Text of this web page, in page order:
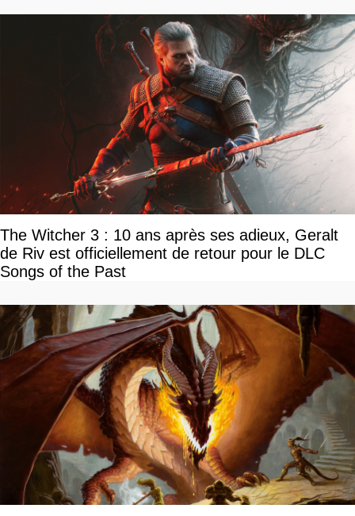
The Witcher 3 : 10 ans après ses adieux, Geralt
de Riv est officiellement de retour pour le DLC
Songs of the Past